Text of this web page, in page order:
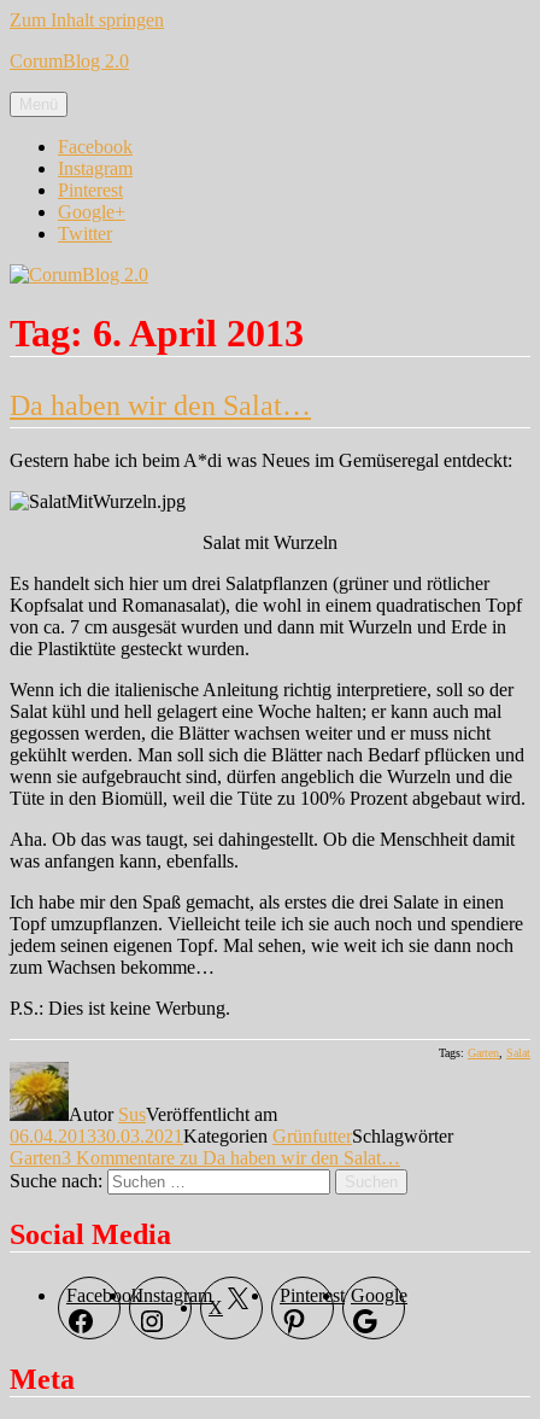
Zum Inhalt springen
CorumBlog 2.0
Menü
Facebook
Instagram
Pinterest
Google+
Twitter
Tag: 6. April 2013
Da haben wir den Salat…
Gestern habe ich beim A*di was Neues im Gemüseregal entdeckt:
Salat mit Wurzeln
Es handelt sich hier um drei Salatpflanzen (grüner und rötlicher
Kopfsalat und Romanasalat), die wohl in einem quadratischen Topf
von ca. 7 cm ausgesät wurden und dann mit Wurzeln und Erde in
die Plastiktüte gesteckt wurden.
Wenn ich die italienische Anleitung richtig interpretiere, soll so der
Salat kühl und hell gelagert eine Woche halten; er kann auch mal
gegossen werden, die Blätter wachsen weiter und er muss nicht
gekühlt werden. Man soll sich die Blätter nach Bedarf pflücken und
wenn sie aufgebraucht sind, dürfen angeblich die Wurzeln und die
Tüte in den Biomüll, weil die Tüte zu 100% Prozent abgebaut wird.
Aha. Ob das was taugt, sei dahingestellt. Ob die Menschheit damit
was anfangen kann, ebenfalls.
Ich habe mir den Spaß gemacht, als erstes die drei Salate in einen
Topf umzupflanzen. Vielleicht teile ich sie auch noch und spendiere
jedem seinen eigenen Topf. Mal sehen, wie weit ich sie dann noch
zum Wachsen bekomme…
P.S.: Dies ist keine Werbung.
Tags: Garten Salat
Autor SusVeröffentlicht am
06.04.201330.03.2021Kategorien GrünfutterSchlagwörter
Garten3 Kommentare zu Da haben wir den Salat…
Suche nach:
Suchen
Social Media
FacebookInstagram
X
Pinterest Google
Meta